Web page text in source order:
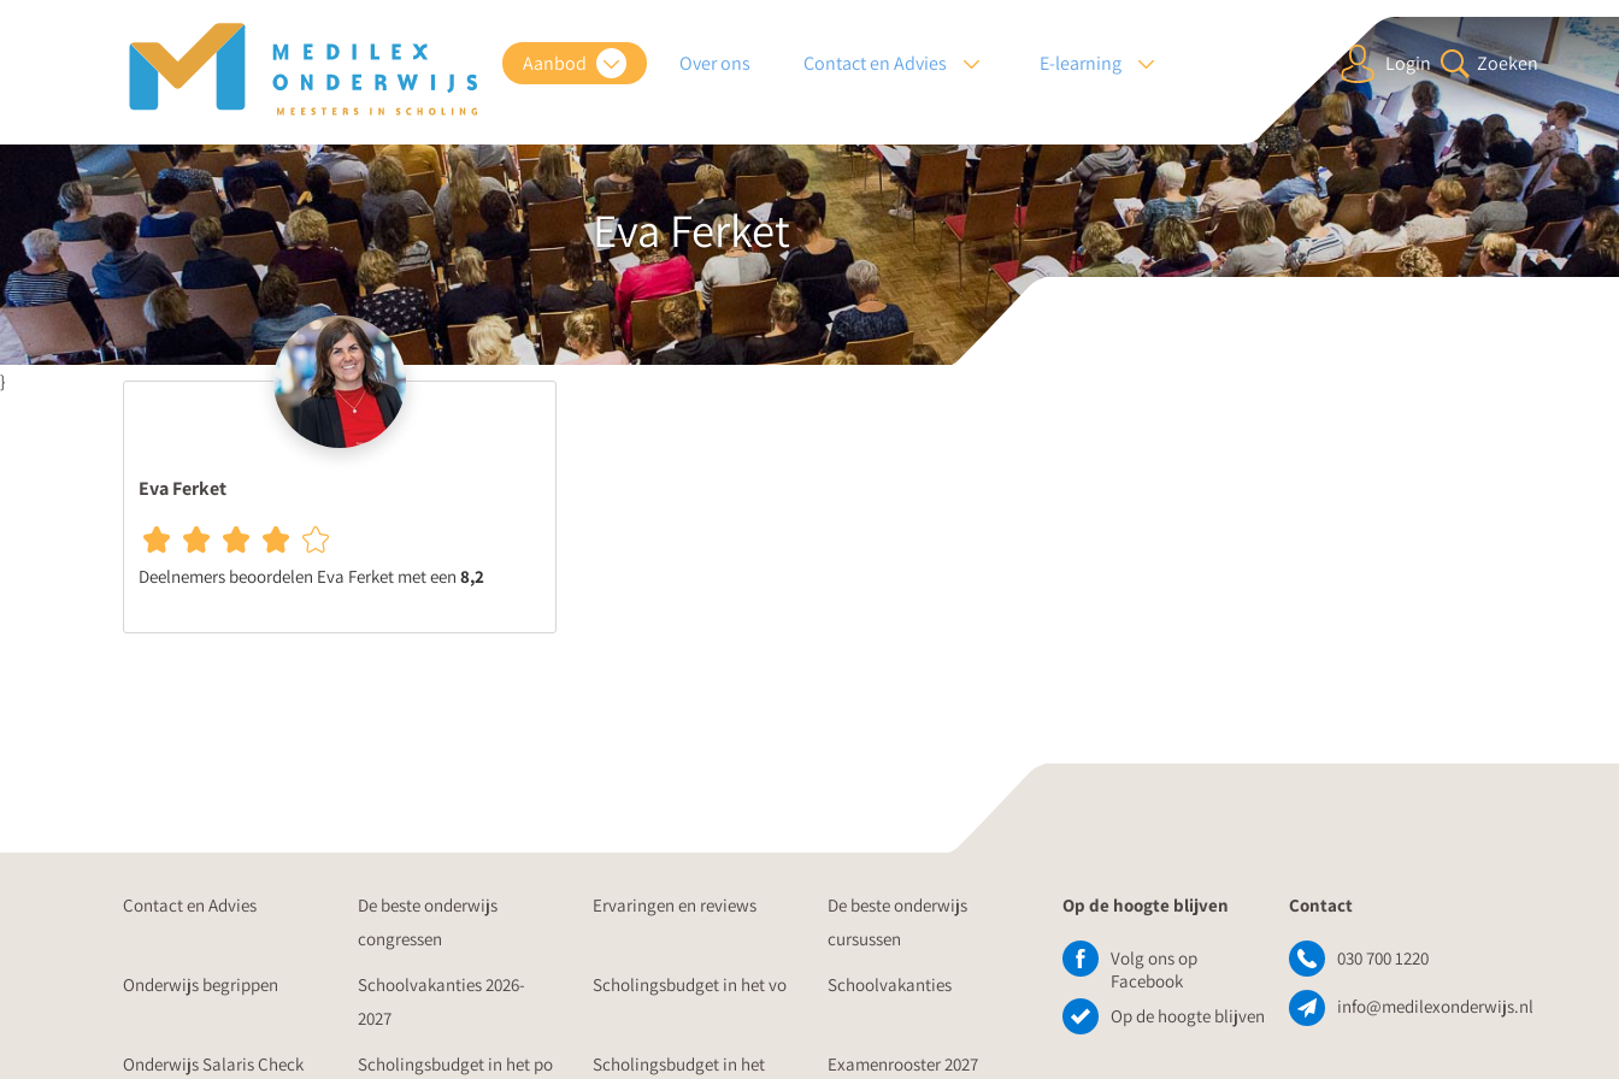
Aanbod Over ons Contact en Advies E-learning Login Zoeken
Eva Ferket
}
Eva Ferket
Deelnemers beoordelen Eva Ferket met een 8,2
Contact en Advies
De beste onderwijs
congressen
Ervaringen en reviews
De beste onderwijs
cursussen
Onderwijs begrippen
Schoolvakanties 2026-
2027
Scholingsbudget in het vo Schoolvakanties
Onderwijs Salaris Check Scholingsbudget in het po Scholingsbudget in het Examenrooster 2027
Op de hoogte blijven
Volg ons op
Facebook
Op de hoogte blijven
Contact
030 700 1220
info@medilexonderwijs.nl